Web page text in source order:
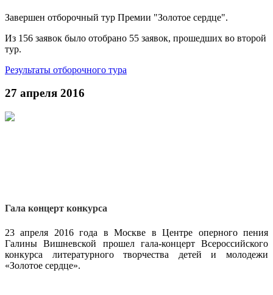
Завершен отборочный тур Премии "Золотое сердце".
Из 156 заявок было отобрано 55 заявок, прошедших во второй
тур.
Результаты отборочного тура
27 апреля 2016
Гала концерт конкурса
23 апреля 2016 года в Москве в Центре оперного пения
Галины Вишневской прошел гала-концерт Всероссийского
конкурса литературного творчества детей и молодежи
«Золотое сердце».